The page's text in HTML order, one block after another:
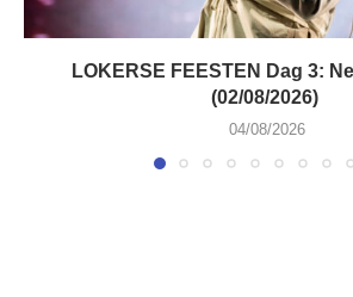
LOKERSE FEESTEN Dag 3:
(02/08/2026)
04/08/2026